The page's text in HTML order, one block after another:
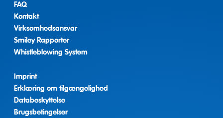
FAQ
Kontakt
Virksomhedsansvar
Smiley Rapporter
Whistleblowing System
Imprint
Erklæring om tilgængelighed
Databeskyttelse
Brugsbetingelser